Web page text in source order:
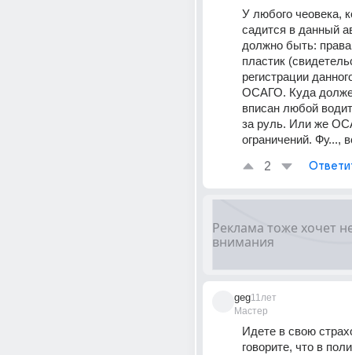
У любого чеовека,
садится в данный
должно быть:
пластик
регистрации
ОСАГО. Куда
вписан любой
за руль. Или же
ограничений. Фу...,
2
geg
Мастер
11лет
Идете в свою
говорите, что в